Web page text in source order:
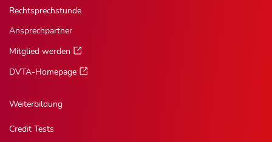
Rechtsprechstunde
Ansprechpartner
Mitglied werden
DVTA-Homepage
Weiterbildung
Credit Tests